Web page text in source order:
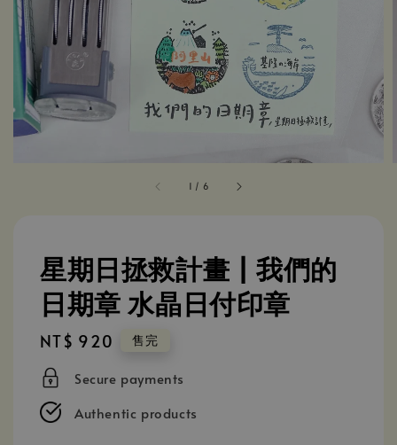
1 / 6
星期日拯救計畫 | 我們的
日期章 水晶日付印章
Regular
price
NT$ 920 售完
Secure payments
Authentic products